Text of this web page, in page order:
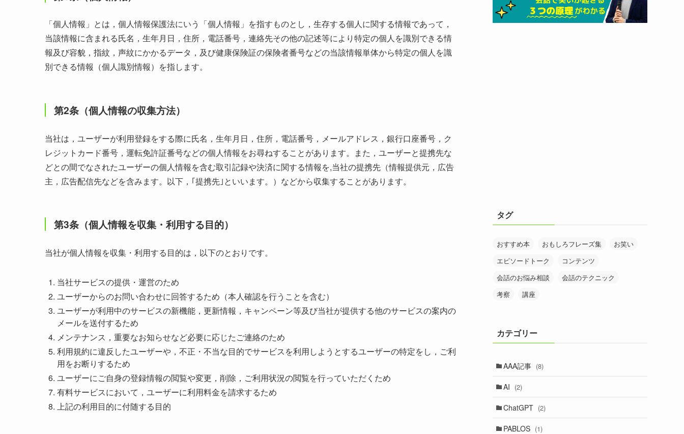
「個人情報」とは，個人情報保護法にいう「個人情報」を指すものとし，生存する個人に関する情報であって，
当該情報に含まれる氏名，生年月日，住所，電話番号，連絡先その他の記述等により特定の個人を識別できる情
報及び容貌，指紋，声紋にかかるデータ，及び健康保険証の保険者番号などの当該情報単体から特定の個人を識
別できる情報（個人識別情報）を指します。
第2条（個人情報の収集方法）
当社は，ユーザーが利用登録をする際に氏名，生年月日，住所，電話番号，メールアドレス，銀行口座番号，ク
レジットカード番号，運転免許証番号などの個人情報をお尋ねすることがあります。また，ユーザーと提携先な
どとの間でなされたユーザーの個人情報を含む取引記録や決済に関する情報を,当社の提携先（情報提供元，広告
主，広告配信先などを含みます。以下，｢提携先｣といいます。）などから収集することがあります。
第3条（個人情報を収集・利用する目的）
当社が個人情報を収集・利用する目的は，以下のとおりです。
当社サービスの提供・運営のため
ユーザーからのお問い合わせに回答するため（本人確認を行うことを含む）
ユーザーが利用中のサービスの新機能，更新情報，キャンペーン等及び当社が提供する他のサービスの案内の
メールを送付するため
メンテナンス，重要なお知らせなど必要に応じたご連絡のため
利用規約に違反したユーザーや，不正・不当な目的でサービスを利用しようとするユーザーの特定をし，ご利
用をお断りするため
ユーザーにご自身の登録情報の閲覧や変更，削除，ご利用状況の閲覧を行っていただくため
有料サービスにおいて，ユーザーに利用料金を請求するため
上記の利用目的に付随する目的
タグ
おすすめ本 おもしろフレーズ集
お笑い
エピソードトーク
コンテンツ
会話のお悩み相談
会話のテクニック
考察
講座
カテゴリー
AAA記事 (8)
AI (2)
ChatGPT (2)
PABLOS (1)